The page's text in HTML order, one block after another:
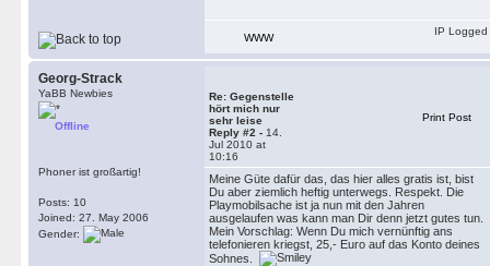
WWW
IP Logged
Georg-Strack
YaBB Newbies
Offline
Phoner ist großartig!
Posts: 10
Joined: 27. May 2006
Gender:
Re: Gegenstelle
hört mich nur
sehr leise
Reply #2 - 14.
Jul 2010 at
10:16
Print Post
Meine Güte dafür das, das hier alles gratis ist, bist
Du aber ziemlich heftig unterwegs. Respekt. Die
Playmobilsache ist ja nun mit den Jahren
ausgelaufen was kann man Dir denn jetzt gutes tun.
Mein Vorschlag: Wenn Du mich vernünftig ans
telefonieren kriegst, 25,- Euro auf das Konto deines
Sohnes.